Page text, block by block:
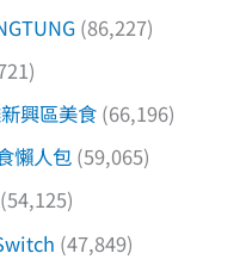
(86,227)
興區美食 (66,196)
懶人包 (59,065)
(54,125)
(47,849)